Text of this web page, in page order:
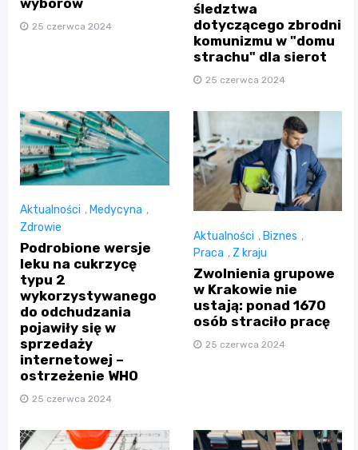
25 czerwca 2024
śledztwa
dotyczącego zbrodni
komunizmu w "domu
strachu" dla sierot
25 czerwca 2024
Aktualności , Medycyna ,
Zdrowie
Podrobione wersje
leku na cukrzycę
typu 2
wykorzystywanego
do odchudzania
pojawiły się w
sprzedaży
internetowej –
ostrzeżenie WHO
25 czerwca 2024
Aktualności , Biznes ,
Praca , Z kraju
Zwolnienia grupowe
w Krakowie nie
ustają: ponad 1670
osób straciło pracę
25 czerwca 2024